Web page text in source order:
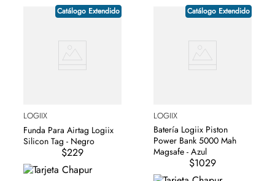
Catálogo Extendido
LOGIIX
Funda Para Airtag Logiix
Silicon Tag - Negro
$229
Catálogo Extendido
LOGIIX
Batería Logiix Piston
Power Bank 5000 Mah
Magsafe - Azul
$1029